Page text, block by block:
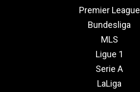
Premier League
Bundesliga
MLS
Ligue 1
Serie A
LaLiga